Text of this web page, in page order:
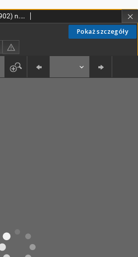
Pokaż szczegóły
Róża Duchowna - R. 5 (1902) n. 1-12